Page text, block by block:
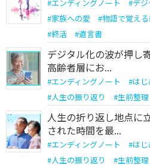
#エンディングノート #デ
#家族への愛 #物語で覚え
#終活 #遺言書
デジタル化の波が押し
高齢者層にお...
#エンディングノート #は
#人生の振り返り #生前整理
人生の折り返し地点に
された時間を最...
#エンディングノート #は
#人生の振り返り #生前整理